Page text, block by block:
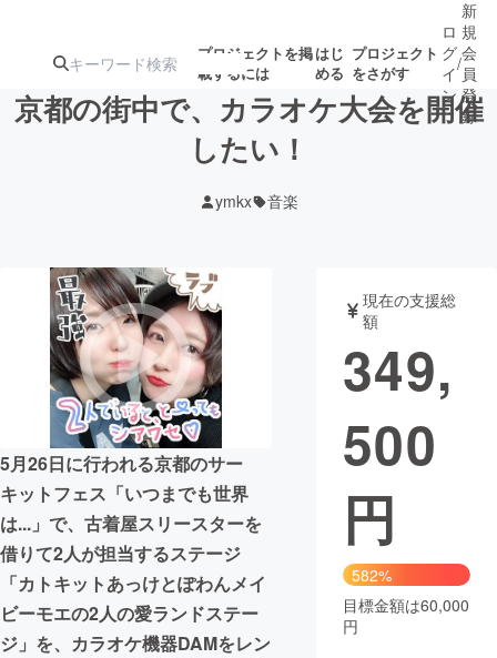
プロジェクトを掲
載するには
はじ
める
プロジェクト
をさがす
ジェクト
募集終了が近いプ
ロジェクト
アート・写真 音楽
テクノロジー・ガジェット ゲーム・サ
映像・映画
ビジネス・起業
まちづくり・地域活性化
CAMPFIRE for Social Good
CAMPFIRE Creation
CAMPFIREふるさと納税machi-ya コミュニティ
ロ
グ
イ
ン
/
新
規
会
員
登
録
京都の街中で、カラオケ大会を開催
したい！
ymkx 音楽
5月26日に行われる京都のサー
キットフェス「いつまでも世界
は...」で、古着屋スリースターを
借りて2人が担当するステージ
「カトキットあっけとぽわんメイ
ビーモエの2人の愛ランドステー
ジ」を、カラオケ機器DAMをレン
現在の支援総
額
349,
500
円
582%
目標金額は60,000
円